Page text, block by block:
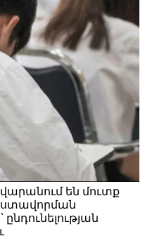
են մուտք
ընդունելության